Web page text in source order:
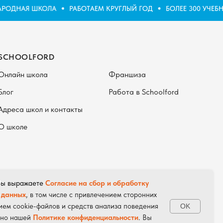
ШКОЛА РАБОТАЕМ КРУГЛЫЙ ГОД БОЛЕЕ 300
выражаете Согласие на сбор и обработку
, в том числе с привлечением сторонних
cookie-файлов и средств анализа поведения
нашей Политике конфиденциальности. Вы
OK
школа
школ и контакты
школе
*Schoolford - зарегистрированный
товарный знак (№ 665822)
Франшиза
Работа в Schoolford